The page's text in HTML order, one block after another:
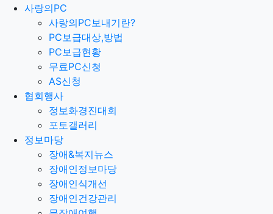
사랑의PC
사랑의PC보내기란?
PC보급대상,방법
PC보급현황
무료PC신청
AS신청
협회행사
정보화경진대회
포토갤러리
정보마당
장애&복지뉴스
장애인정보마당
장애인식개선
장애인건강관리